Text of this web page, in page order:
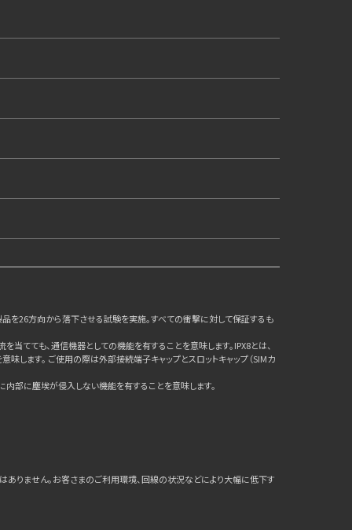
26方向から落下させる試験を実施。すべての衝撃に対して保証するも
てても、通信機器としての機能を有することを意味します。IPX8とは、
ます。 ご使用の際は外部接続端子キャップとスロットキャップ（SIMカ
内部に塵埃が侵入しない機能を有することを意味します。
りません。お客さまのご利用環境、回線の状況などにより大幅に低下す